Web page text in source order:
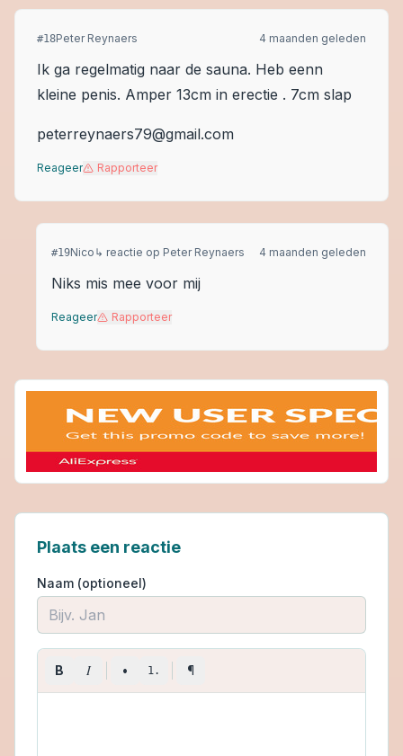
#18Peter Reynaers 4 maanden geleden
Ik ga regelmatig naar de sauna. Heb eenn
kleine penis. Amper 13cm in erectie . 7cm slap
peterreynaers79@gmail.com
Reageer Rapporteer
#19Nico ↳ reactie op Peter Reynaers 4 maanden geleden
Niks mis mee voor mij
Reageer Rapporteer
Plaats een reactie
Naam (optioneel)
B I • 1. ¶